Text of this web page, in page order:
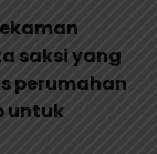
saksi yang
perumahan
untuk